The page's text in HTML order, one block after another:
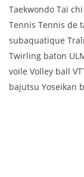
Taekwondo Taï
Tennis Tennis de
subaquatique
Twirling baton
voile Volley ball
bajutsu Yoseikan